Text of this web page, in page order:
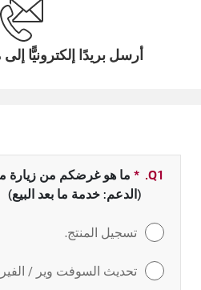
أرسل بريدًا إلكترونيًّا
Q1.
* حقل مطلوب
ما هو غرضكم من زيارة
(الدعم: خدمة ما بعد البيع)
تسجيل المنتج.
تحديث السوفت وير /